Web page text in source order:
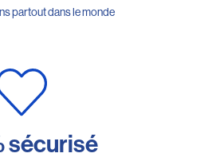
partout dans le monde
sécurisé